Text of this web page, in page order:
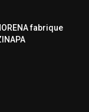
fabrique